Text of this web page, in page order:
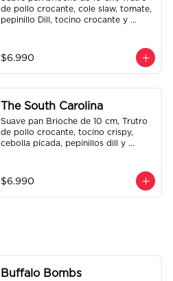
de pollo crocante, cole slaw, tomate,
pepinillo Dill, tocino crocante y
$6.990
The South Carolina
Suave pan Brioche de 10 cm, Trutro
de pollo crocante, tocino crispy,
cebolla picada, pepinillos dill y
$6.990
Buffalo Bombs